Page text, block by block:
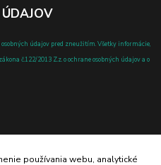
údajov pred zneužitím. Všetky informácie,
č.122/2013 Z.z. o ochrane osobných údajov a o
používania webu, analytické